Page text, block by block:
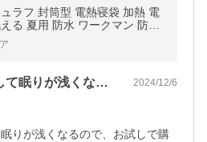
ラフ 封筒型 電熱寝袋 加熱 電
る 夏用 防水 ワークマン 防寒
具 スリーピングマット 来客用
老の日
冬の車中泊は底冷えして眠りが浅くなるの… 2024/12/6
りが浅くなるので、お試しで購